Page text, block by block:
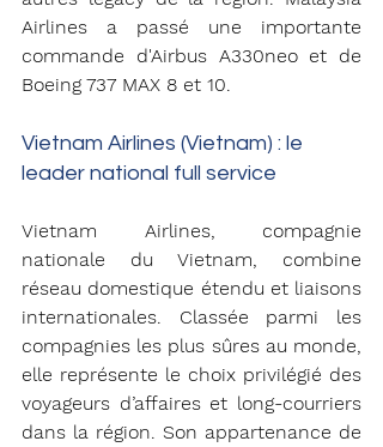
Airlines a passé une importante
commande d'Airbus A330neo et de
Boeing 737 MAX 8 et 10.
Vietnam Airlines (Vietnam) : le
leader national full service
Vietnam Airlines, compagnie
nationale du Vietnam, combine
réseau domestique étendu et liaisons
internationales. Classée parmi les
compagnies les plus sûres au monde,
elle représente le choix privilégié des
voyageurs d’affaires et long-courriers
dans la région. Son appartenance de